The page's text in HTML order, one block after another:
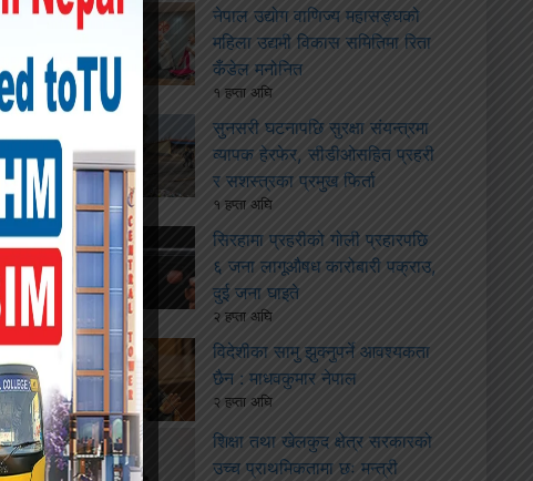
नेपाल उद्योग वाणिज्य महासङ्घको
महिला उद्यमी विकास समितिमा रिता
कँडेल मनोनित
१ हप्ता अघि
सुनसरी घटनापछि सुरक्षा संयन्त्रमा
व्यापक हेरफेर, सीडीओसहित प्रहरी
र सशस्त्रका प्रमुख फिर्ता
१ हप्ता अघि
सिरहामा प्रहरीको गोली प्रहारपछि
६ जना लागूऔषध कारोबारी पक्राउ,
दुई जना घाइते
२ हप्ता अघि
विदेशीका सामु झुक्नुपर्ने आवश्यकता
छैन : माधवकुमार नेपाल
२ हप्ता अघि
शिक्षा तथा खेलकुद क्षेत्र सरकारको
उच्च प्राथमिकतामा छः मन्त्री